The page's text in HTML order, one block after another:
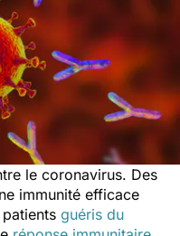
le coronavirus. Des
immunité efficace
guéris du